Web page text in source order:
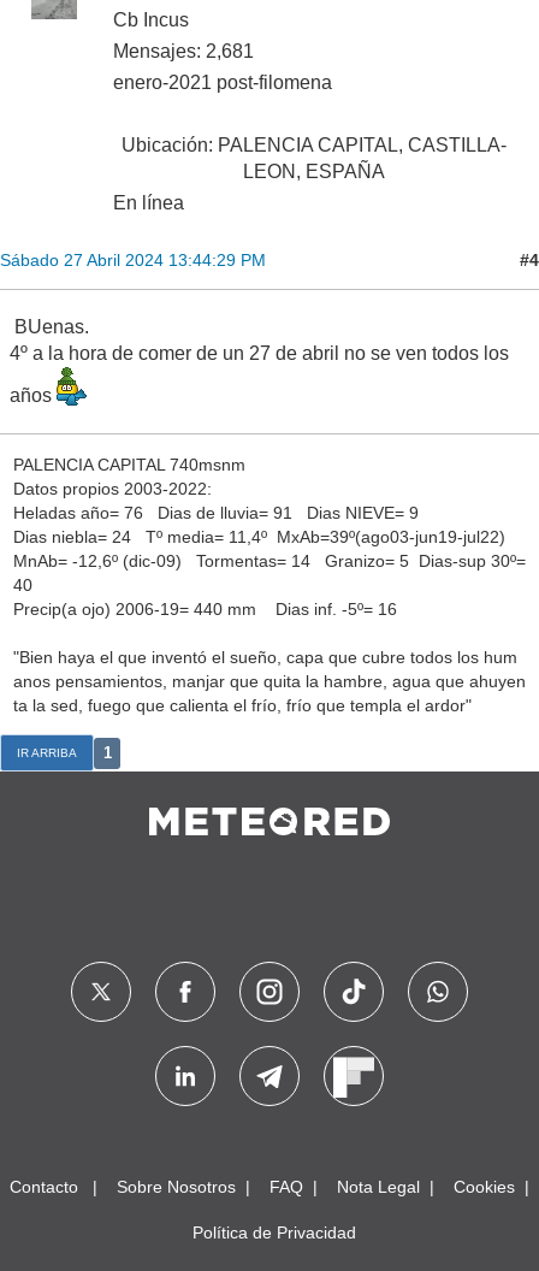
Cb Incus
Mensajes: 2,681
enero-2021 post-filomena
Ubicación: PALENCIA CAPITAL, CASTILLA-
LEON, ESPAÑA
En línea
Sábado 27 Abril 2024 13:44:29 PM #4
BUenas.
4º a la hora de comer de un 27 de abril no se ven todos los
años
PALENCIA CAPITAL 740msnm
Datos propios 2003-2022:
Heladas año= 76 Dias de lluvia= 91 Dias NIEVE= 9
Dias niebla= 24 Tº media= 11,4º MxAb=39º(ago03-jun19-jul22)
MnAb= -12,6º (dic-09) Tormentas= 14 Granizo= 5 Dias-sup 30º=
40
Precip(a ojo) 2006-19= 440 mm Dias inf. -5º= 16
"Bien haya el que inventó el sueño, capa que cubre todos los hum
anos pensamientos, manjar que quita la hambre, agua que ahuyen
ta la sed, fuego que calienta el frío, frío que templa el ardor"
IR ARRIBA 1
Contacto Sobre Nosotros FAQ Nota Legal Cookies
Política de Privacidad